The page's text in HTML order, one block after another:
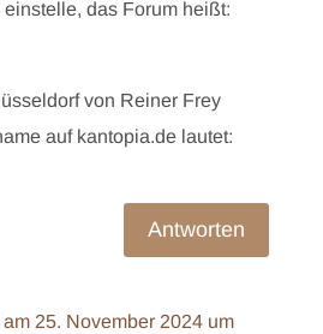
das Forum heißt:
von Reiner Frey
auf kantopia.de lautet:
Antworten
am 25. November 2024 um